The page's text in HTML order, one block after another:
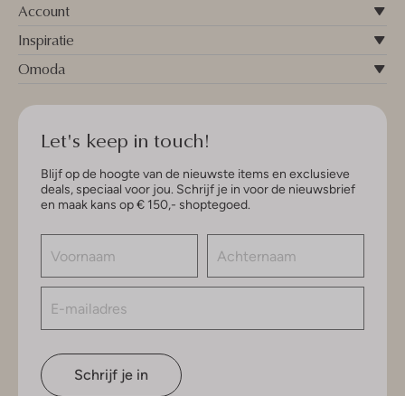
Account
Inspiratie
Omoda
Let's keep in touch!
Blijf op de hoogte van de nieuwste items en exclusieve
deals, speciaal voor jou. Schrijf je in voor de nieuwsbrief
en maak kans op € 150,- shoptegoed.
Schrijf je in